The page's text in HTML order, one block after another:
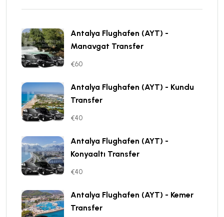
Antalya Flughafen (AYT) -
Manavgat Transfer
€60
Antalya Flughafen (AYT) - Kundu
Transfer
€40
Antalya Flughafen (AYT) -
Konyaaltı Transfer
€40
Antalya Flughafen (AYT) - Kemer
Transfer